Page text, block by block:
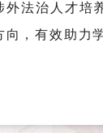
外法治人才培
，有效助力